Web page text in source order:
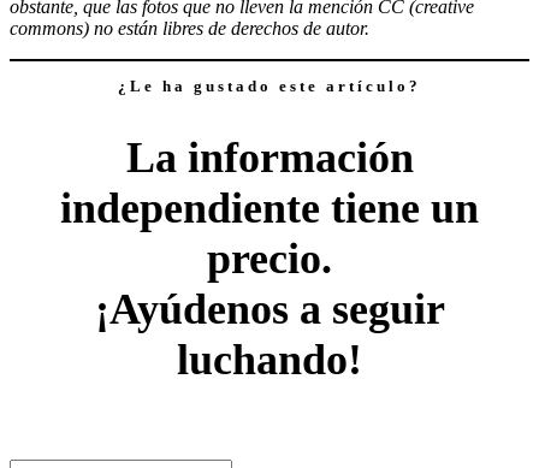
obstante, que las fotos que no lleven la mención CC (creative
commons) no están libres de derechos de autor.
¿Le ha gustado este artículo?
La información
independiente tiene un
precio.
¡Ayúdenos a seguir
luchando!